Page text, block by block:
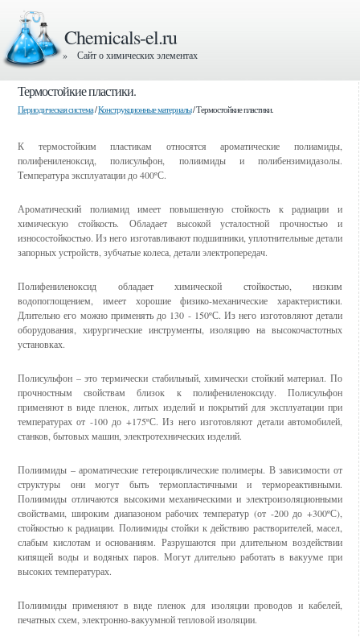
Chemicals-el.ru
» Сайт о химических элементах
Термостойкие пластики.
Периодическая система/Конструкционные материалы/ Термостойкие пластики.
К термостойким пластикам относятся ароматические полиамиды,
полифениленоксид, полисульфон, полиимиды и полибензимидазолы.
Температура эксплуатации до 400ºС.
Ароматический полиамид имеет повышенную стойкость к радиации и
химическую стойкость. Обладает высокой усталостной прочностью и
износостойкостью. Из него изготавливают подшипники, уплотнительные детали
запорных устройств, зубчатые колеса, детали электропередач.
Полифениленоксид обладает химической стойкостью, низким
водопоглощением, имеет хорошие физико-механические характеристики.
Длительно его можно применять до 130 - 150ºС. Из него изготовляют детали
оборудования, хирургические инструменты, изоляцию на высокочастотных
установках.
Полисульфон – это термически стабильный, химически стойкий материал. По
прочностным свойствам близок к полифениленоксиду. Полисульфон
применяют в виде пленок, литых изделий и покрытий для эксплуатации при
температурах от -100 до +175ºС. Из него изготовляют детали автомобилей,
станков, бытовых машин, электротехнических изделий.
Полиимиды – ароматические гетероциклические полимеры. В зависимости от
структуры они могут быть термопластичными и термореактивными.
Полиимиды отличаются высокими механическими и электроизоляционными
свойствами, широким диапазоном рабочих температур (от -200 до +300ºС),
стойкостью к радиации. Полиимиды стойки к действию растворителей, масел,
слабым кислотам и основаниям. Разрушаются при длительном воздействии
кипящей воды и водяных паров. Могут длительно работать в вакууме при
высоких температурах.
Полиимиды применяют в виде пленок для изоляции проводов и кабелей,
печатных схем, электронно-вакуумной тепловой изоляции.